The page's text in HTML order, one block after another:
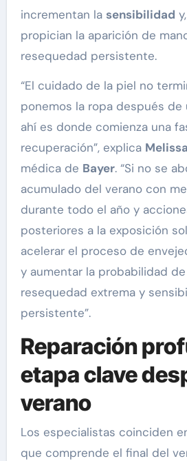
incrementan la sensibilidad
propician la aparición de
resequedad persistente.
“El cuidado de la piel no
ponemos la ropa después de
ahí es donde comienza una
recuperación”, explica
médica de Bayer. “Si no se
acumulado del verano con
durante todo el año y
posteriores a la exposición
acelerar el proceso de
y aumentar la probabilidad
resequedad extrema y
persistente”.
Reparación
etapa clave
verano
Los especialistas coinciden
que comprende el final del